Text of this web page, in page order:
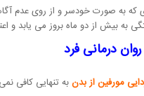
که به صورت خودسر و از روی عدم
به بیش از دو ماه بروز می یابد و
روان درمانی فرد
مورفین از بدنبه تنهایی کافی
+ علل